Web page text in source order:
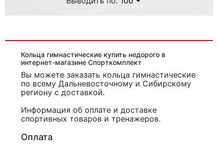
Кольца гимнастические купить недорого в
интернет-магазине Спорткомплект
Вы можете заказать кольца гимнастические
по всему Дальневосточному и Сибирскому
региону с доставкой.
Информация об оплате и доставке
спортивных товаров и тренажеров.
Оплата